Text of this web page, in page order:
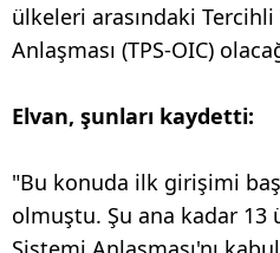
ülkeleri arasındaki
Anlaşması (TPS-OIC)
Elvan, şunları kaydetti:
"Bu konuda ilk girişimi
olmuştu. Şu ana kadar 13